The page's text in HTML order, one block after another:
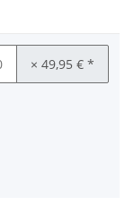
× 49,95 € *